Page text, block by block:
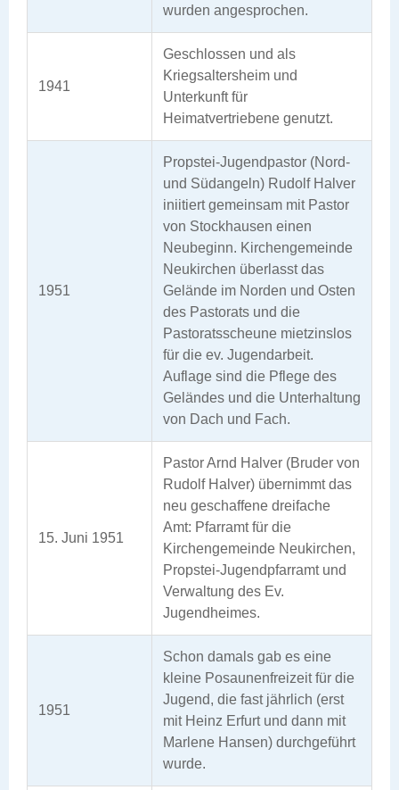
wurden angesprochen.
1941
Geschlossen und als
Kriegsaltersheim und
Unterkunft für
Heimatvertriebene genutzt.
1951
Propstei-Jugendpastor (Nord-
und Südangeln) Rudolf Halver
iniitiert gemeinsam mit Pastor
von Stockhausen einen
Neubeginn. Kirchengemeinde
Neukirchen überlasst das
Gelände im Norden und Osten
des Pastorats und die
Pastoratsscheune mietzinslos
für die ev. Jugendarbeit.
Auflage sind die Pflege des
Geländes und die Unterhaltung
von Dach und Fach.
15. Juni 1951
Pastor Arnd Halver (Bruder von
Rudolf Halver) übernimmt das
neu geschaffene dreifache
Amt: Pfarramt für die
Kirchengemeinde Neukirchen,
Propstei-Jugendpfarramt und
Verwaltung des Ev.
Jugendheimes.
1951
Schon damals gab es eine
kleine Posaunenfreizeit für die
Jugend, die fast jährlich (erst
mit Heinz Erfurt und dann mit
Marlene Hansen) durchgeführt
wurde.